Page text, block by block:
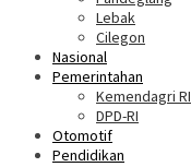
Lebak
Cilegon
Nasional
Pemerintahan
Kemendagri RI
DPD-RI
Otomotif
Pendidikan